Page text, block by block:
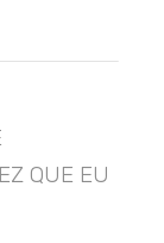
QUE EU